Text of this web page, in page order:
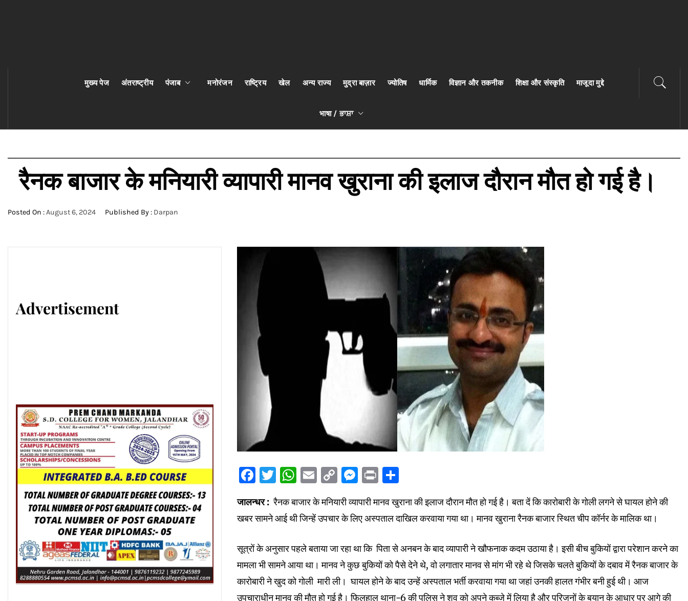
मुख्य पेज अंतराष्ट्रीय पंजाब मनोरंजन राष्ट्रिय खेल अन्य राज्य मुद्रा बाज़ार ज्योतिष धार्मिक विज्ञान और तकनीक शिक्षा और संस्कृति माजूदा मुद्दे
भाषा / ਭਾਸ਼ਾ
रैनक बाजार के मनियारी व्यापारी मानव खुराना की इलाज दौरान मौत हो गई है।
Posted On :August 6, 2024 Published By : Darpan
Facebook
Twitter
WhatsApp
Email
Copy
Link
Messenger
Print
जालन्धर : रैनक बाजार के मनियारी व्यापारी मानव खुराना की इलाज दौरान मौत हो गई है। बता दें कि कारोबारी के गोली लगने से घायल होने की
खबर सामने आई थी जिन्हें उपचार के लिए अस्पताल दाखिल करवाया गया था। मानव खुराना रैनक बाजार स्थित चीप कॉर्नर के मालिक था।
सूत्रों के अनुसार पहले बताया जा रहा था कि पिता से अनबन के बाद व्यापारी ने खौफनाक कदम उठाया है। इसी बीच बुकियों द्वारा परेशान करने का
मामला भी सामने आया था। मानव ने कुछ बुकियों को पैसे देने थे, वो लगातार मानव से मांग भी रहे थे जिसके चलते बुकियों के दबाव में रैनक बाजार के
कारोबारी ने खुद को गोली मारी ली। घायल होने के बाद उन्हें अस्पताल भर्ती करवाया गया था जहां उनकी हालत गंभीर बनी हुई थी। आज
उपचाराधीन मानव की मौत हो गई है। फिलहाल थाना-6 की पुलिस ने शव को अपने कब्जे में लिया है और परिजनों के बयान के आधार पर आगे की
Advertisement